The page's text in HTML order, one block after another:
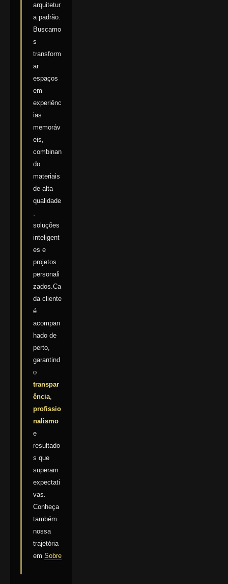
arquitetur
a padrão.
Buscamo
s
transform
ar
espaços
em
experiênc
ias
memoráv
eis,
combinan
do
materiais
de alta
qualidade
soluções
inteligent
es e
projetos
personali
zados.Ca
da cliente
é
acompan
hado de
perto,
garantind
o
transpar
ência
profissio
nalismo
e
resultado
s que
superam
expectati
vas.
Conheça
também
nossa
trajetória
em Sobre